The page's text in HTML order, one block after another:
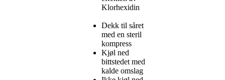
Klorhexidin
Dekk til såret
med en steril
kompress
Kjøl ned
bittstedet med
kalde omslag